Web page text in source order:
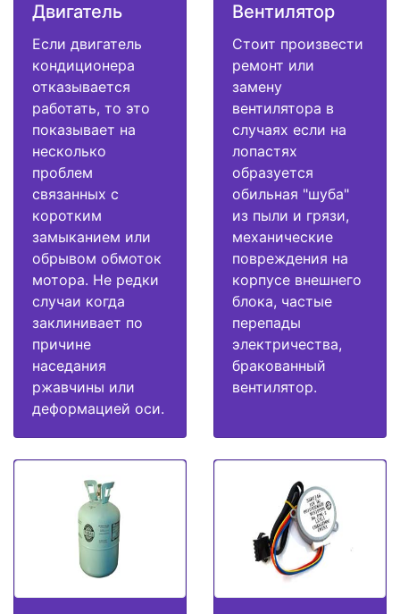
Двигатель
Если двигатель
кондиционера
отказывается
работать, то это
показывает на
несколько
проблем
связанных с
коротким
замыканием или
обрывом обмоток
мотора. Не редки
случаи когда
заклинивает по
причине
наседания
ржавчины или
деформацией оси.
Вентилятор
Стоит произвести
ремонт или
замену
вентилятора в
случаях если на
лопастях
образуется
обильная "шуба"
из пыли и грязи,
механические
повреждения на
корпусе внешнего
блока, частые
перепады
электричества,
бракованный
вентилятор.